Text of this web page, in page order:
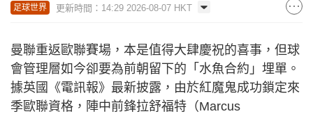
足球世界 更新時間：14:29 2026-08-07 HKT
曼聯重返歐聯賽場，本是值得大肆慶祝的喜事，但球
會管理層如今卻要為前朝留下的「水魚合約」埋單。
據英國《電訊報》最新披露，由於紅魔鬼成功鎖定來
季歐聯資格，陣中前鋒拉舒福特（Marcus